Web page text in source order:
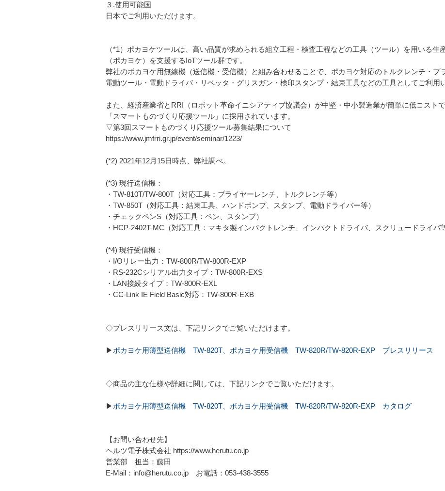
３.使用可能国
日本でご利用いただけます。
（*1）ポカヨケツールは、高い品質が求められる組立工程・検査工程などの工具（ツール）を用いる生
（ポカヨケ）を支援するIoTツール群です。
弊社のポカヨケ用無線機（送信機・受信機）と組み合わせることで、ポカヨケ対応のトルクレンチ・プ
電動ツール・電動ドライバ・リベッタ・グリスガン・検印スタンプ・結束工具などの工具としてご利用
また、経済産業省とRRI（ロボット革命イニシアティブ協議会）が中堅・中小製造業が簡単に低コスト
「スマートものづくり応援ツール」に採用されています。
▽第3回スマートものづくり応援ツール募集結果について
https://www.jmfrri.gr.jp/event/seminar/1223/
(*2) 2021年12月15日時点、弊社調べ。
(*3) 現行送信機：
・TW-810T/TW-800T（対応工具：プライヤーレンチ、トルクレンチ等）
・TW-850T（対応工具：結束工具、ハンドポンプ、スタンプ、電動ドライバー等）
・チェックペンS（対応工具：ペン、スタンプ）
・HCP-2402T-MC（対応工具：マキタ製インパクトレンチ、インパクトドライバ、スクリュードライバ
(*4) 現行受信機：
・I/Oリレー出力：TW-800R/TW-800R-EXP
・RS-232Cシリアル出力タイプ：TW-800R-EXS
・LAN接続タイプ：TW-800R-EXL
・CC-Link IE Field Basic対応：TW-800R-EXB
◇プレスリリース文は、下記リンクでご覧いただけます。
▶ ポカヨケ用薄型送信機 TW-820T、ポカヨケ用受信機 TW-820R/TW-820R-EXP プレスリリース
◇商品の主な仕様や詳細に関しては、下記リンクでご覧いただけます。
▶ ポカヨケ用薄型送信機 TW-820T、ポカヨケ用受信機 TW-820R/TW-820R-EXP カタログ
【お問い合わせ先】
ヘルツ電子株式会社 https://www.herutu.co.jp
営業部 担当：藤田
E-Mail：info@herutu.co.jp お電話：053-438-3555